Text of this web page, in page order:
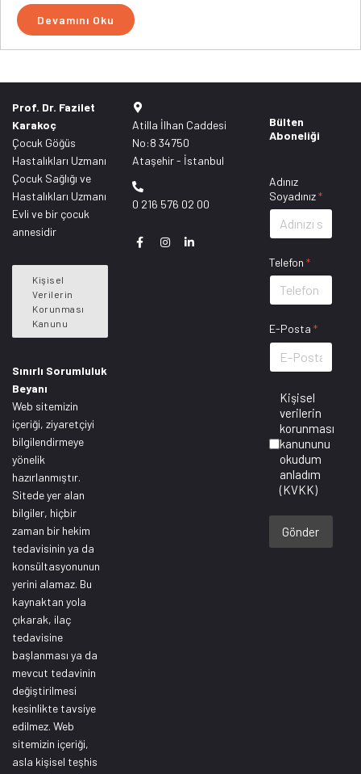
Devamını Oku
Prof. Dr. Fazilet
Karakoç
Çocuk Göğüs
Hastalıkları Uzmanı
Çocuk Sağlığı ve
Hastalıkları Uzmanı
Evli ve bir çocuk
annesidir
Kişisel
Verilerin
Korunması
Kanunu
Sınırlı Sorumluluk
Beyanı
Web sitemizin
içeriği, ziyaretçiyi
bilgilendirmeye
yönelik
hazırlanmıştır.
Sitede yer alan
bilgiler, hiçbir
zaman bir hekim
tedavisinin ya da
konsültasyonunun
yerini alamaz. Bu
kaynaktan yola
çıkarak, ilaç
tedavisine
başlanması ya da
mevcut tedavinin
değiştirilmesi
kesinlikte tavsiye
edilmez. Web
sitemizin içeriği,
asla kişisel teşhis
Atilla İlhan Caddesi
No:8 34750
Ataşehir - İstanbul
0 216 576 02 00
Bülten
Aboneliği
Adınız
Soyadınız*
Telefon *
E-Posta *
Kişisel
verilerin
korunması
kanununu
okudum
anladım
(KVKK)
Gönder